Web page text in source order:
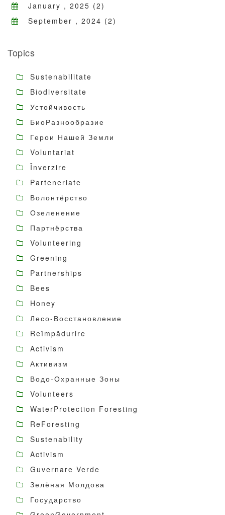
January , 2025 (2)
September , 2024 (2)
Topics
Sustenabilitate
Biodiversitate
Устойчивость
БиоРазнообразие
Герои Нашей Земли
Voluntariat
Înverzire
Parteneriate
Волонтёрство
Озеленение
Партнёрства
Volunteering
Greening
Partnerships
Bees
Honey
Лесо-Восстановление
Reîmpădurire
Activism
Активизм
Водо-Охранные Зоны
Volunteers
WaterProtection Foresting
ReForesting
Sustenability
Activism
Guvernare Verde
Зелёная Молдова
Государство